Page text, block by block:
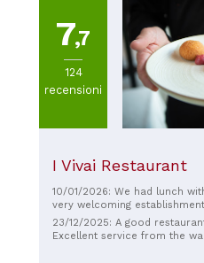
7,7
124
recensioni
I Vivai Restaurant
10/01/2026: We had lunch
very welcoming
reasonable prices. The
a truly delicious warm
23/12/2025: A good
Excellent service from the